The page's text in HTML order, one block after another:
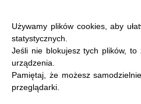
Używamy plików cookies, aby
statystycznych.
Jeśli nie blokujesz tych plików,
urządzenia.
Pamiętaj, że możesz
przeglądarki.
MENU